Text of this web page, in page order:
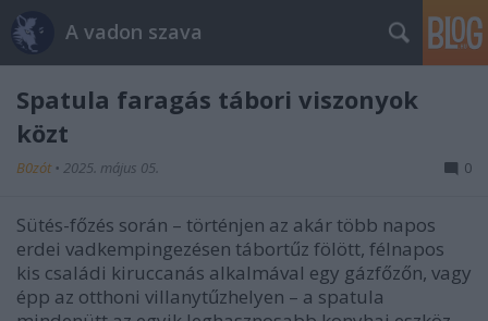
A vadon szava
Spatula faragás tábori viszonyok
közt
B0zót • 2025. május 05. 0
Sütés-főzés során – történjen az akár több napos
erdei vadkempingezésen tábortűz fölött, félnapos
kis családi kiruccanás alkalmával egy gázfőzőn, vagy
épp az otthoni villanytűzhelyen – a spatula